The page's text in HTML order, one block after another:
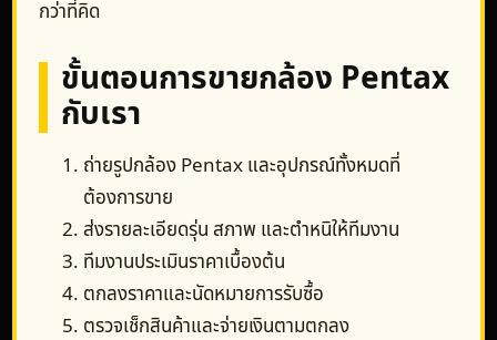
กว่าที่คิด
ขั้นตอนการขายกล้อง Pentax
กับเรา
ถ่ายรูปกล้อง Pentax และอุปกรณ์ทั้งหมดที่
ต้องการขาย
ส่งรายละเอียดรุ่น สภาพ และตำหนิให้ทีมงาน
ทีมงานประเมินราคาเบื้องต้น
ตกลงราคาและนัดหมายการรับซื้อ
ตรวจเช็กสินค้าและจ่ายเงินตามตกลง